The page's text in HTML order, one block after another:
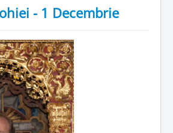
- 1 Decembrie